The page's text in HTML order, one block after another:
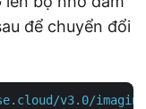
để chuyển đổi
v3.0/imaging/